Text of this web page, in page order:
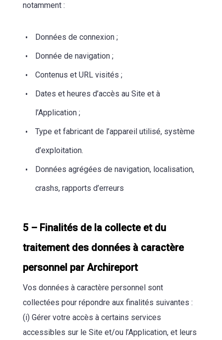
notamment :
Données de connexion ;
Donnée de navigation ;
Contenus et URL visités ;
Dates et heures d’accès au Site et à
l’Application ;
Type et fabricant de l’appareil utilisé, système
d’exploitation.
Données agrégées de navigation, localisation,
crashs, rapports d’erreurs
5 – Finalités de la collecte et du
traitement des données à caractère
personnel par Archireport
Vos données à caractère personnel sont
collectées pour répondre aux finalités suivantes :
(i) Gérer votre accès à certains services
accessibles sur le Site et/ou l’Application, et leurs